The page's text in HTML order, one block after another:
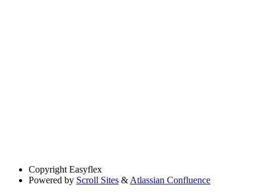
Copyright Easyflex
Powered by Scroll Sites & Atlassian Confluence